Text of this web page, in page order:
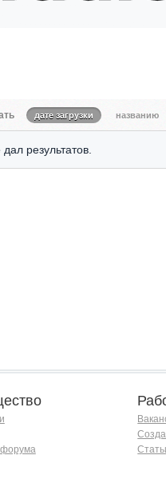
дате загрузки названию
результатов.